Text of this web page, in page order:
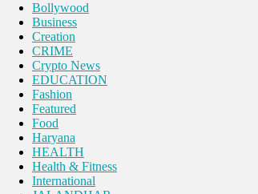
Bollywood
Business
Creation
CRIME
Crypto News
EDUCATION
Fashion
Featured
Food
Haryana
HEALTH
Health & Fitness
International